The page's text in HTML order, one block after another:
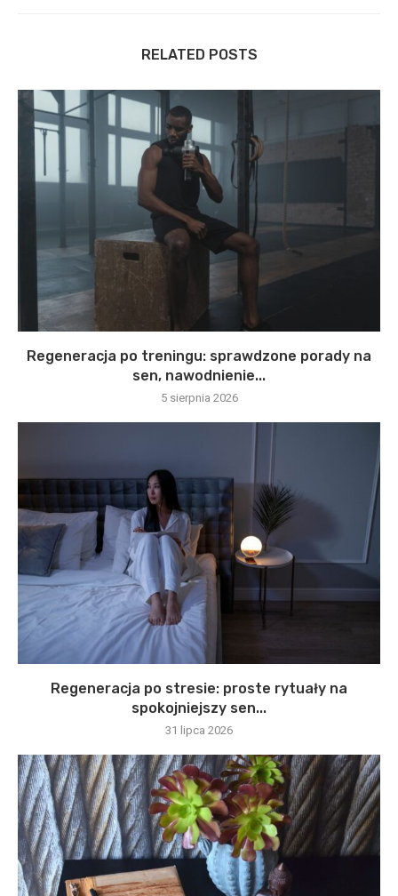
RELATED POSTS
Regeneracja po treningu: sprawdzone porady na
sen, nawodnienie...
5 sierpnia 2026
Regeneracja po stresie: proste rytuały na
spokojniejszy sen...
31 lipca 2026